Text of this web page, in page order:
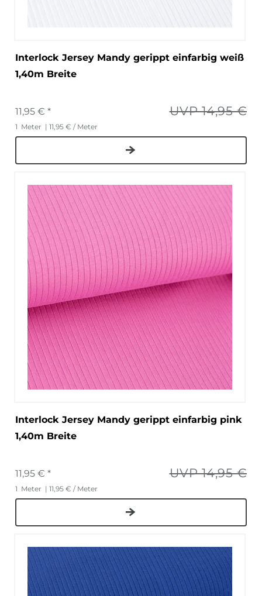
Interlock Jersey Mandy gerippt einfarbig weiß
1,40m Breite
UVP 14,95 €
11,95 € *
1 Meter | 11,95 € / Meter
Interlock Jersey Mandy gerippt einfarbig pink
1,40m Breite
UVP 14,95 €
11,95 € *
1 Meter | 11,95 € / Meter